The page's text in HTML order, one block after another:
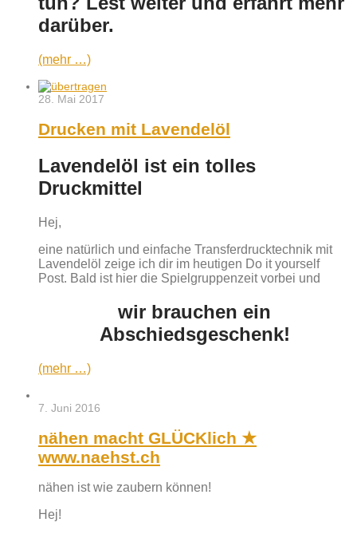
darüber.
(mehr …)
28. Mai 2017
Drucken mit Lavendelöl
Lavendelöl ist ein tolles
Druckmittel
Hej,
eine natürlich und einfache Transferdrucktechnik mit
Lavendelöl zeige ich dir im heutigen Do it yourself
Post. Bald ist hier die Spielgruppenzeit vorbei und
wir brauchen ein
Abschiedsgeschenk!
(mehr …)
7. Juni 2016
nähen macht GLÜCKlich ★
www.naehst.ch
nähen ist wie zaubern können!
Hej!